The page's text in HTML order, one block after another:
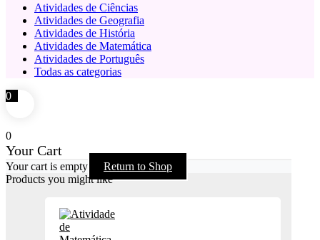
Atividades de Ciências
Atividades de Geografia
Atividades de História
Atividades de Matemática
Atividades de Português
Todas as categorias
0
0
Your Cart
Your cart is empty
Return to Shop
Products you might like